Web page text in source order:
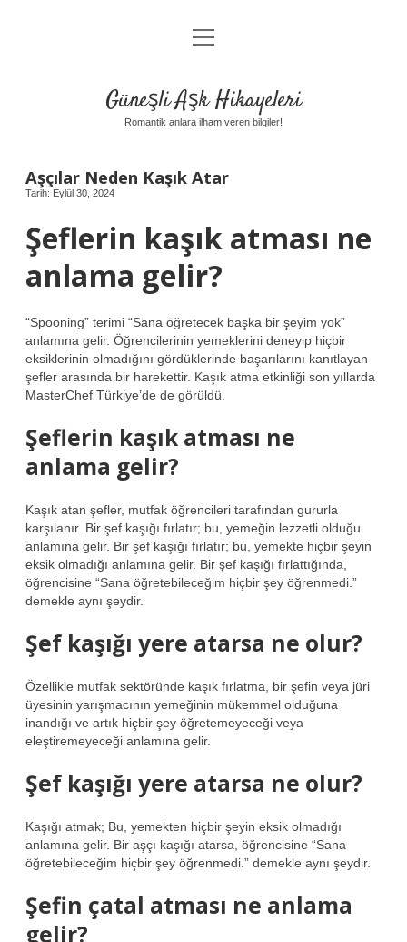
Anasayfa
Yasal Uyarı
menüyü
aç
Güneşli Aşk Hikayeleri
Romantik anlara ilham veren bilgiler!
Aşçılar Neden Kaşık Atar
Tarih: Eylül 30, 2024
Şeflerin kaşık atması ne
anlama gelir?
“Spooning” terimi “Sana öğretecek başka bir şeyim yok”
anlamına gelir. Öğrencilerinin yemeklerini deneyip hiçbir
eksiklerinin olmadığını gördüklerinde başarılarını kanıtlayan
şefler arasında bir harekettir. Kaşık atma etkinliği son yıllarda
MasterChef Türkiye’de de görüldü.
Şeflerin kaşık atması ne
anlama gelir?
Kaşık atan şefler, mutfak öğrencileri tarafından gururla
karşılanır. Bir şef kaşığı fırlatır; bu, yemeğin lezzetli olduğu
anlamına gelir. Bir şef kaşığı fırlatır; bu, yemekte hiçbir şeyin
eksik olmadığı anlamına gelir. Bir şef kaşığı fırlattığında,
öğrencisine “Sana öğretebileceğim hiçbir şey öğrenmedi.”
demekle aynı şeydir.
Şef kaşığı yere atarsa ne olur?
Özellikle mutfak sektöründe kaşık fırlatma, bir şefin veya jüri
üyesinin yarışmacının yemeğinin mükemmel olduğuna
inandığı ve artık hiçbir şey öğretemeyeceği veya
eleştiremeyeceği anlamına gelir.
Şef kaşığı yere atarsa ne olur?
Kaşığı atmak; Bu, yemekten hiçbir şeyin eksik olmadığı
anlamına gelir. Bir aşçı kaşığı atarsa, öğrencisine “Sana
öğretebileceğim hiçbir şey öğrenmedi.” demekle aynı şeydir.
Şefin çatal atması ne anlama
gelir?